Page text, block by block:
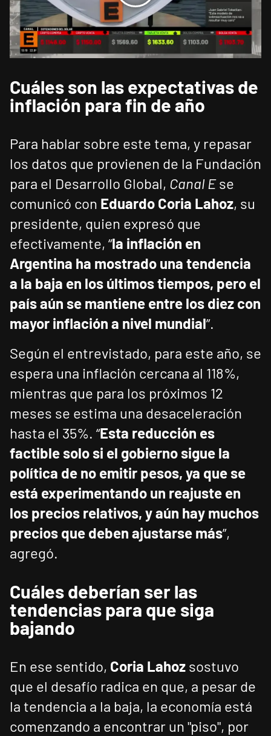
Cuáles son las expectativas de
inflación para fin de año
Para hablar sobre este tema, y repasar
los datos que provienen de la Fundación
para el Desarrollo Global, Canal Ese
comunicó con Eduardo Coria Lahoz, su
presidente, quien expresó que
efectivamente, “la inflación en
Argentina ha mostrado una tendencia
a la baja en los últimos tiempos, pero el
país aún se mantiene entre los diez con
mayor inflación a nivel mundial”.
Según el entrevistado, para este año, se
espera una inflación cercana al 118%,
mientras que para los próximos 12
meses se estima una desaceleración
hasta el 35%. “Esta reducción es
factible solo si el gobierno sigue la
política de no emitir pesos, ya que se
está experimentando un reajuste en
los precios relativos, y aún hay muchos
precios que deben ajustarse más”,
agregó.
Cuáles deberían ser las
tendencias para que siga
bajando
En ese sentido, Coria Lahoz sostuvo
que el desafío radica en que, a pesar de
la tendencia a la baja, la economía está
comenzando a encontrar un "piso", por